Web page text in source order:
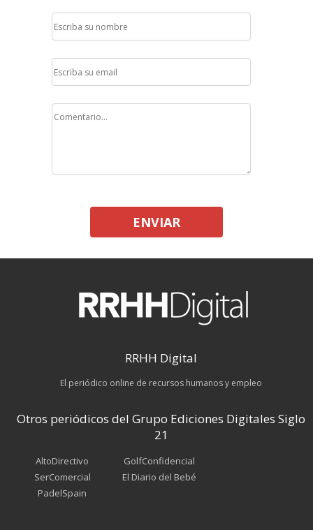
ENVIAR
RRHH Digital
El periódico online de recursos humanos y empleo
Otros periódicos del Grupo Ediciones Digitales Siglo
21
AltoDirectivo
SerComercial
PadelSpain
GolfConfidencial
El Diario del Bebé